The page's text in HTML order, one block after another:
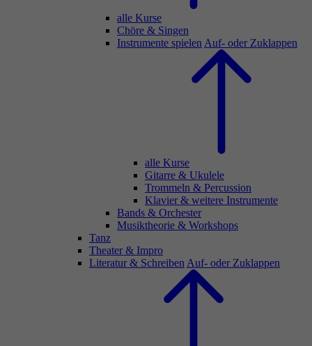
alle Kurse
Chöre & Singen
Instrumente spielen Auf- oder Zuklappen
alle Kurse
Gitarre & Ukulele
Trommeln & Percussion
Klavier & weitere Instrumente
Bands & Orchester
Musiktheorie & Workshops
Tanz
Theater & Impro
Literatur & Schreiben Auf- oder Zuklappen